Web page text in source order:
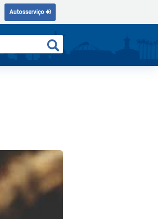
Autosserviço